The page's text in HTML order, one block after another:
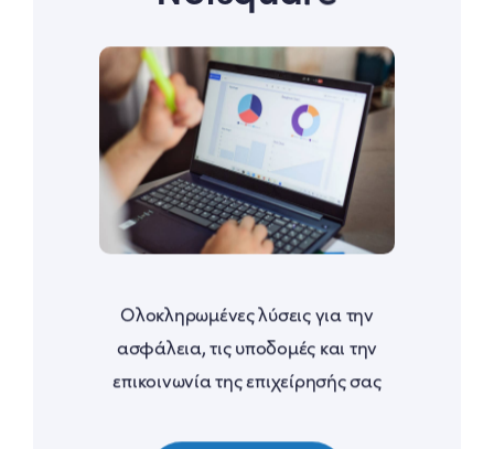
Ολοκληρωμένες λύσεις για την
ασφάλεια, τις υποδομές και την
επικοινωνία της επιχείρησής σας